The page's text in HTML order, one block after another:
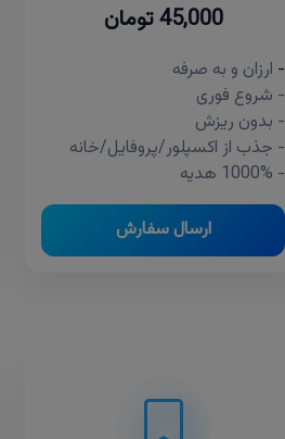
45,000 تومان
- ارزان و به صرفه
- شروع فوری
- بدون ریزش
- جذب از اکسپلور/پروفایل/خانه
- 1000% هدیه
ارسال سفارش